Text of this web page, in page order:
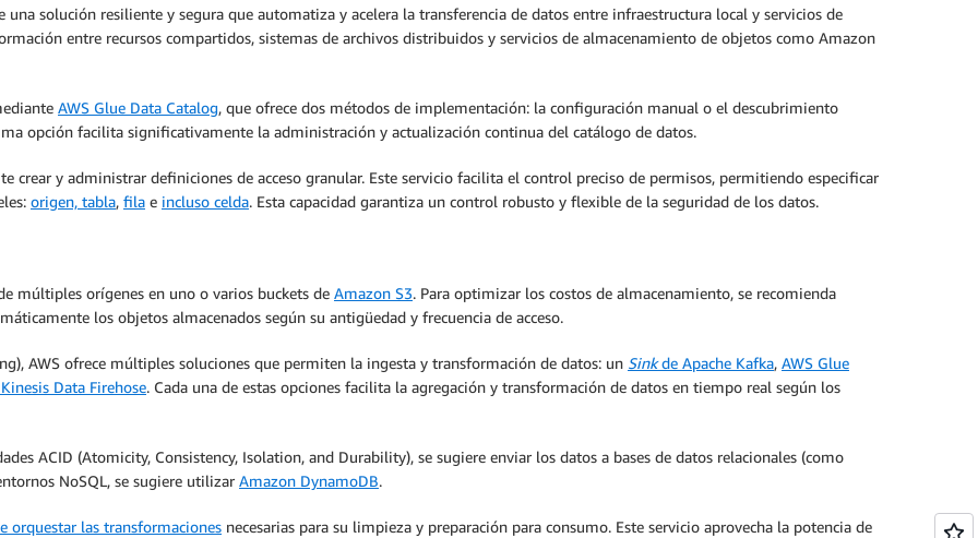
una solución resiliente y segura que automatiza y acelera la transferencia de datos entre infraestructura local y servicios de
entre recursos compartidos, sistemas de archivos distribuidos y servicios de almacenamiento de objetos como Amazon
AWS Glue Data Catalog, que ofrece dos métodos de implementación: la configuración manual o el descubrimiento
opción facilita significativamente la administración y actualización continua del catálogo de datos.
crear y administrar definiciones de acceso granular. Este servicio facilita el control preciso de permisos, permitiendo especificar
origen, tabla, fila e incluso celda. Esta capacidad garantiza un control robusto y flexible de la seguridad de los datos.
múltiples orígenes en uno o varios buckets de Amazon S3. Para optimizar los costos de almacenamiento, se recomienda
los objetos almacenados según su antigüedad y frecuencia de acceso.
AWS ofrece múltiples soluciones que permiten la ingesta y transformación de datos: un Sinkde Apache Kafka, AWS Glue
Data Firehose. Cada una de estas opciones facilita la agregación y transformación de datos en tiempo real según los
ACID (Atomicity, Consistency, Isolation, and Durability), se sugiere enviar los datos a bases de datos relacionales (como
NoSQL, se sugiere utilizar Amazon DynamoDB.
orquestar las transformaciones necesarias para su limpieza y preparación para consumo. Este servicio aprovecha la potencia de